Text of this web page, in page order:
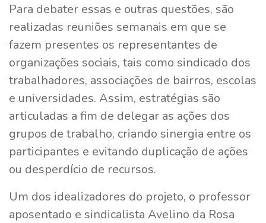
Para debater essas e outras questões, são
realizadas reuniões semanais em que se
fazem presentes os representantes de
organizações sociais, tais como sindicado dos
trabalhadores, associações de bairros, escolas
e universidades. Assim, estratégias são
articuladas a fim de delegar as ações dos
grupos de trabalho, criando sinergia entre os
participantes e evitando duplicação de ações
ou desperdício de recursos.
Um dos idealizadores do projeto, o professor
aposentado e sindicalista Avelino da Rosa